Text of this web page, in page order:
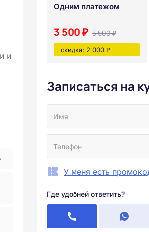
и
Одним платежом
3 500 ₽ 5 500 ₽
скидка: 2 000 ₽
Записаться на
У меня есть
Где удобней ответить?